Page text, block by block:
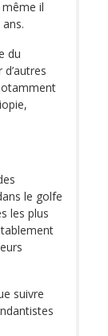
il
du
le golfe
les plus
suivre